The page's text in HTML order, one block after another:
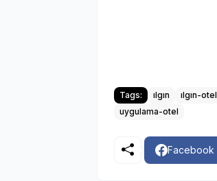
Tags: ılgın ılgın-otel
uygulama-otel
Facebook